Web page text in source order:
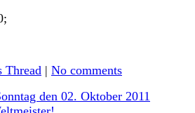
Thread | No comments
den 02. Oktober 2011